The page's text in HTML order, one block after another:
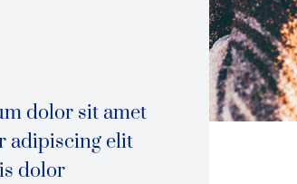
dolor sit amet
adipiscing elit
dolor